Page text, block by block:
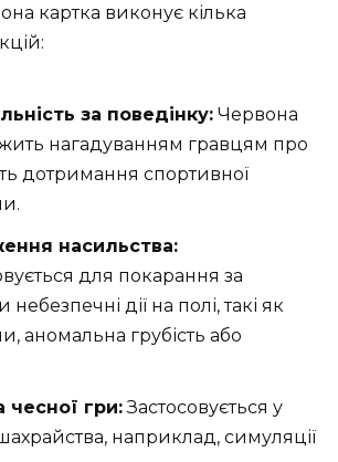
картка виконує кілька
за поведінку: Червона
нагадуванням гравцям про
дотримання спортивної
насильства:
для покарання за
небезпечні дії на полі, такі як
аномальна грубість або
чесної гри:Застосовується у
наприклад, симуляції